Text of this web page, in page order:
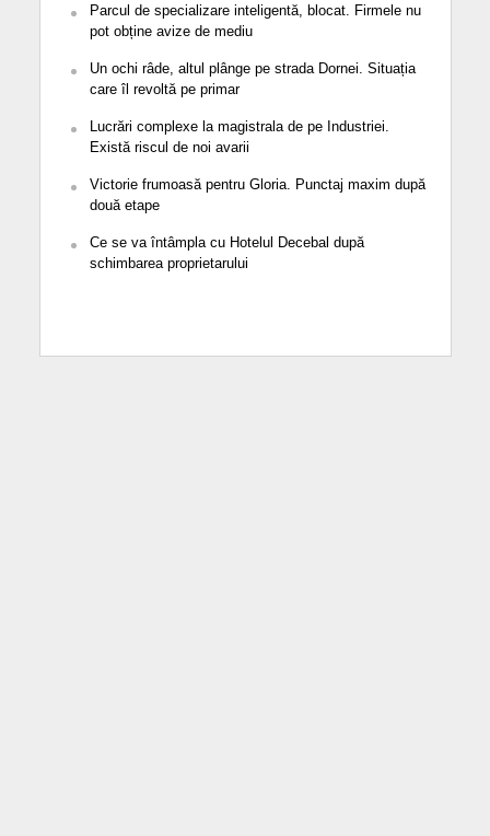
Parcul de specializare inteligentă, blocat. Firmele nu
pot obține avize de mediu
Un ochi râde, altul plânge pe strada Dornei. Situația
care îl revoltă pe primar
Lucrări complexe la magistrala de pe Industriei.
Există riscul de noi avarii
Victorie frumoasă pentru Gloria. Punctaj maxim după
două etape
Ce se va întâmpla cu Hotelul Decebal după
schimbarea proprietarului